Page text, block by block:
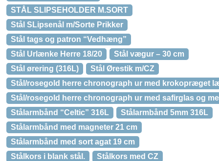
STÅL SLIPSEHOLDER M.SORT
Stål SLipsenål m/Sorte Prikker
Stål tags og patron “Vedhæng”
Stål Urlænke Herre 18/20
Stål vægur – 30 cm
Stål ørering (316L)
Stål Ørestik m/CZ
Stål/rosegold herre chronograph ur med krokopræget
Stål/rosegold herre chronograph ur med safirglas og
Stålarmbånd “Celtic” 316L
Stålarmbånd 5mm 316L
Stålarmbånd med magneter 21 cm
Stålarmbånd med sort agat 19 cm
Stålkors i blank stål.
Stålkors med CZ